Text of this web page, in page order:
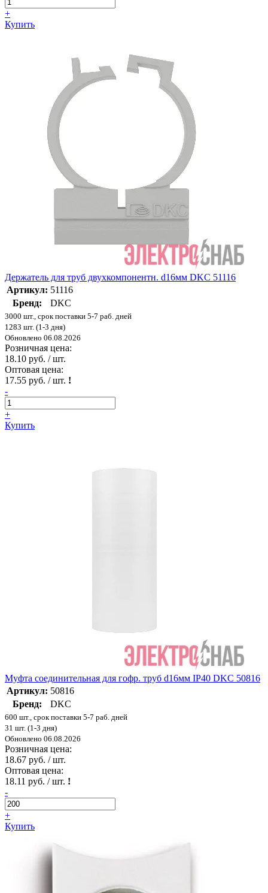
+
Купить
Держатель для труб двухкомпонентн. d16мм DKC 51116
Артикул: 51116
Бренд:
DKC
3000 шт., срок поставки 5-7 раб. дней
1283 шт. (1-3 дня)
Обновлено 06.08.2026
Розничная цена:
18.10 руб. / шт.
Оптовая цена:
17.55 руб. / шт. !
-
+
Купить
Муфта соединительная для гофр. труб d16мм IP40 DKC 50816
Артикул: 50816
Бренд:
DKC
600 шт., срок поставки 5-7 раб. дней
31 шт. (1-3 дня)
Обновлено 06.08.2026
Розничная цена:
18.67 руб. / шт.
Оптовая цена:
18.11 руб. / шт. !
-
+
Купить